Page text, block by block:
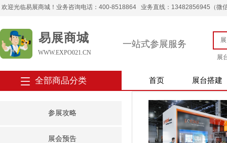
欢迎光临易展商城！业务咨询电话：400-8518864 业务直线：13482856945（微
WWW.EXPO021.CN
易展商城 一站式参展服务
展
首页 展台搭建
全部商品分类
参展攻略
展会预告